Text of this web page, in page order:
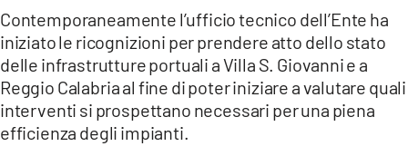
LACONAIR.IT
LACITYMAG.IT
ILREGGINO.IT
COSENZACHANNEL.IT
Contemporaneamente l’ufficio tecnico dell’Ente ha
iniziato le ricognizioni per prendere atto dello stato
delle infrastrutture portuali a Villa S. Giovanni e a
Reggio Calabria al fine di poter iniziare a valutare quali
interventi si prospettano necessari per una piena
efficienza degli impianti.